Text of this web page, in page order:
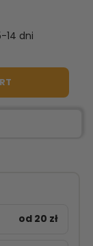
14 dni
od 20 zł